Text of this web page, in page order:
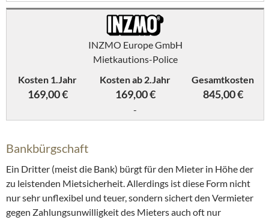
INZMO Europe GmbH
Mietkautions-Police
Kosten 1.Jahr
169,00 €
Kosten ab 2.Jahr
169,00 €
Gesamtkosten
845,00 €
-
Bankbürgschaft
Ein Dritter (meist die Bank) bürgt für den Mieter in Höhe der
zu leistenden Mietsicherheit. Allerdings ist diese Form nicht
nur sehr unflexibel und teuer, sondern sichert den Vermieter
gegen Zahlungsunwilligkeit des Mieters auch oft nur